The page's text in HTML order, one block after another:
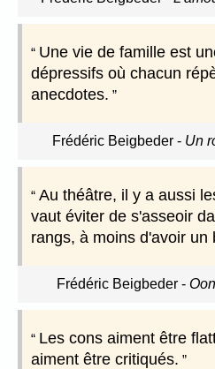
Une vie de famille est
dépressifs où chacun
anecdotes.
Frédéric Beigbeder - Un
Au théâtre, il y a aussi
vaut éviter de s'asseoir
rangs, à moins d'avoir un
Frédéric Beigbeder -
Les cons aiment être
aiment être critiqués.